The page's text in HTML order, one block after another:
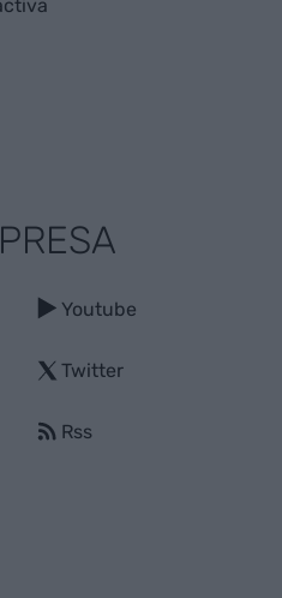
Youtube
Twitter
Rss